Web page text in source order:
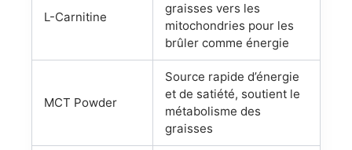
L-Carnitine
graisses vers les
mitochondries pour les
brûler comme énergie
MCT Powder
Source rapide d’énergie
et de satiété, soutient le
métabolisme des
graisses